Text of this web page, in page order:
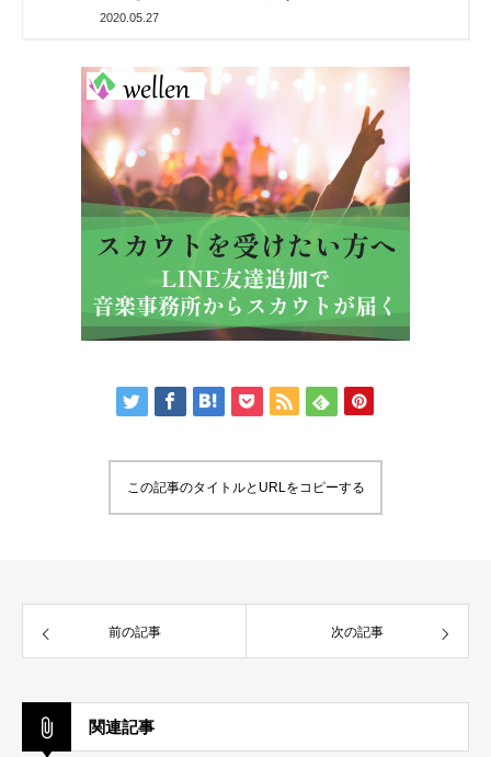
2020.05.27
この記事のタイトルとURLをコピーする
前の記事 次の記事
関連記事